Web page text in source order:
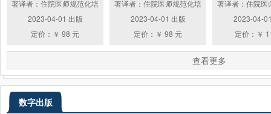
著译者：住院医师规范化培
2023-04-01 出版
定价：￥ 98 元
著译者：住院医师规范化培
2023-04-01 出版
定价：￥ 98 元
著译者：住院医
2023-04-
定价：￥
查看更多
数字出版